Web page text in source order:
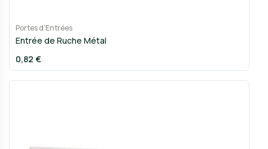
Portes d'Entrées
Entrée de Ruche Métal
0,82 €